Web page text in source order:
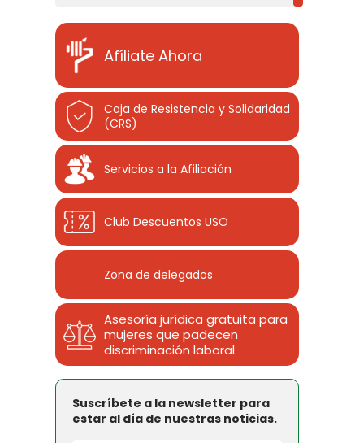
Afíliate Ahora
Caja de Resistencia y Solidaridad
(CRS)
Servicios a la Afiliación
Club Descuentos USO
Zona de delegados
Asesoría jurídica gratuita para
mujeres que padecen
discriminación laboral
Suscríbete a la newsletter para
estar al día de nuestras noticias.